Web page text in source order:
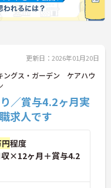
更新日：2026年01月20日
ングス・ガーデン ケアハウ
／賞与4.2ヶ月実
求人です
程度
収×12ヶ月＋賞与4.2